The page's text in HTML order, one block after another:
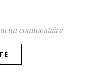
commentaire